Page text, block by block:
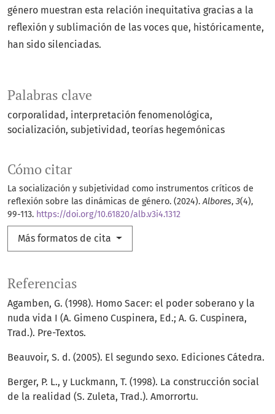
Palabras clave
corporalidad
interpretación fenomenológica
socialización subjetividad teorías hegemónicas
Cómo citar
La socialización y subjetividad como instrumentos críticos de
reflexión sobre las dinámicas de género. (2024).Albores, 3(4),
99-113. https://doi.org/10.61820/alb.v3i4.1312
Más formatos de cita
género muestran esta relación inequitativa gracias a la
reflexión y sublimación de las voces que, históricamente,
han sido silenciadas.
Referencias
Agamben, G. (1998). Homo Sacer: el poder soberano y la
nuda vida I (A. Gimeno Cuspinera, Ed.; A. G. Cuspinera,
Trad.). Pre-Textos.
Beauvoir, S. d. (2005). El segundo sexo. Ediciones Cátedra.
Berger, P. L., y Luckmann, T. (1998). La construcción social
de la realidad (S. Zuleta, Trad.). Amorrortu.